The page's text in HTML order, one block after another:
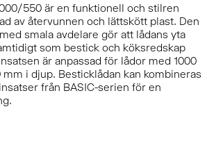
550 är en funktionell och stilren
av återvunnen och lättskött plast. Den
smala avdelare gör att lådans yta
som bestick och köksredskap
är anpassad för lådor med 1000
i djup. Besticklådan kan kombineras
från BASIC-serien för en